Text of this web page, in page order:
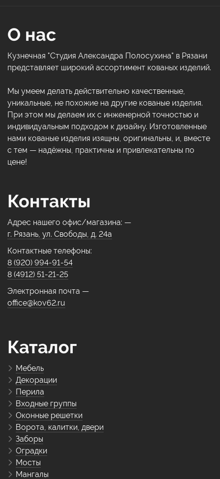
О нас
Кузнечная "Студия Александра Полосухина" в Рязани
представляет широкий ассортимент кованых изделий.
Мы умеем делать действительно качественные,
уникальные, не похожие на другие кованые изделия.
При этом мы делаем их с инженерной точностью и
индивидуальным подходом к дизайну. Изготовленные
нами кованые изделия изящны, оригинальны, и, вместе
с тем — надёжны, практичны и привлекательны по
цене!
Контакты
Адрес нашего офис/магазина: —
г. Рязань, ул. Свободы, д. 24а
Контактные телефоны:
8 (920) 994-91-54
8 (4912) 51-21-25
Электронная почта —
office@kov62.ru
Каталог
Мебель
Декорации
Перила
Входные группы
Оконные решетки
Ворота, калитки, двери
Заборы
Оградки
Мосты
Мангалы